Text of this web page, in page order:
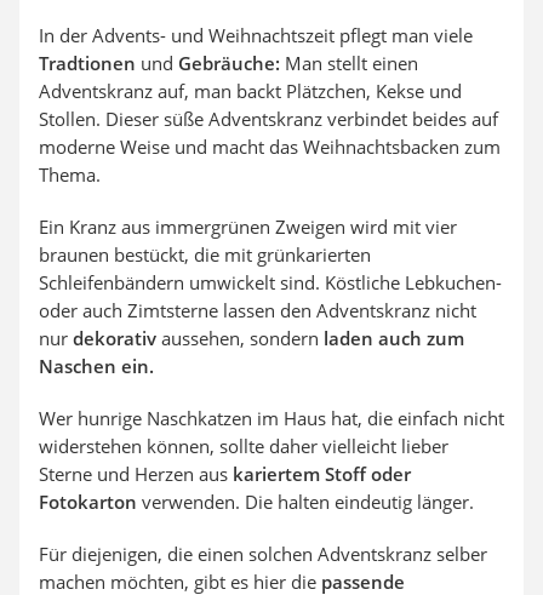
In der Advents- und Weihnachtszeit pflegt man viele
Tradtionen und Gebräuche: Man stellt einen
Adventskranz auf, man backt Plätzchen, Kekse und
Stollen. Dieser süße Adventskranz verbindet beides auf
moderne Weise und macht das Weihnachtsbacken zum
Thema.
Ein Kranz aus immergrünen Zweigen wird mit vier
braunen bestückt, die mit grünkarierten
Schleifenbändern umwickelt sind. Köstliche Lebkuchen-
oder auch Zimtsterne lassen den Adventskranz nicht
nur dekorativ aussehen, sondern laden auch zum
Naschen ein.
Wer hunrige Naschkatzen im Haus hat, die einfach nicht
widerstehen können, sollte daher vielleicht lieber
Sterne und Herzen aus kariertem Stoff oder
Fotokarton verwenden. Die halten eindeutig länger.
Für diejenigen, die einen solchen Adventskranz selber
machen möchten, gibt es hier die passende